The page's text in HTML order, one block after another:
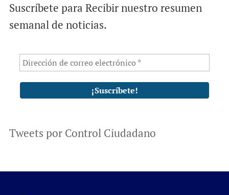
Suscríbete para Recibir nuestro resumen
semanal de noticias.
Tweets por Control Ciudadano